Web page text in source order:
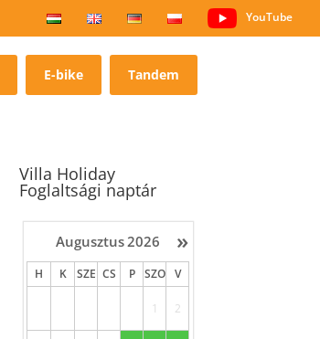
YouTube
E-bike Tandem
Villa Holiday
Foglaltsági naptár
»
Augusztus2026
H K SZE CS P SZO V
1 2